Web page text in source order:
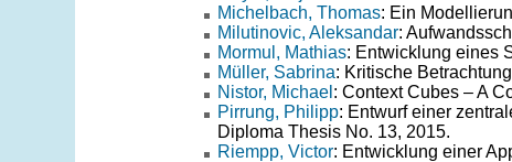
Michelbach, Thomas: Ein
Milutinovic, Aleksandar:
Mormul, Mathias: Entwicklung eines
Müller, Sabrina: Kritische
Nistor, Michael : Context Cubes – A
Pirrung, Philipp: Entwurf einer
Diploma Thesis No. 13, 2015.
Riempp, Victor: Entwicklung einer